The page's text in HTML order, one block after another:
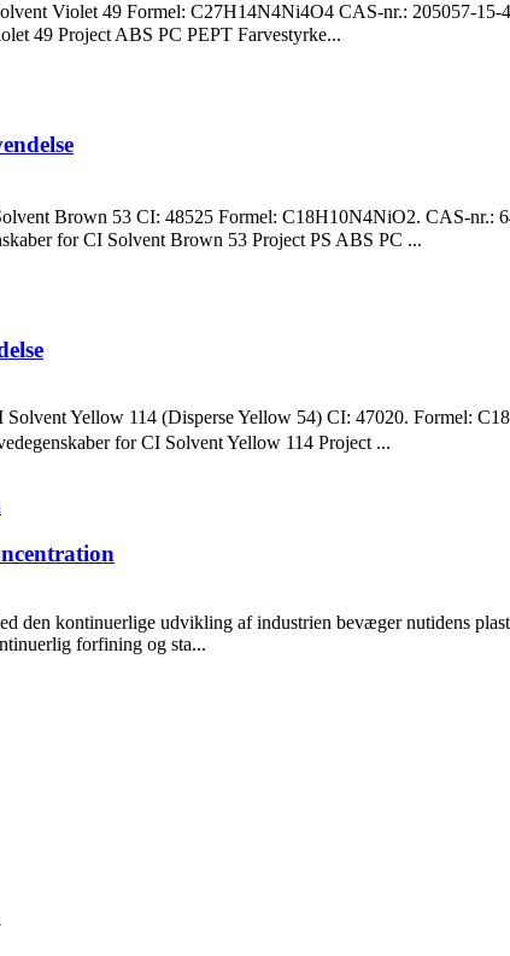
Violet 49 Formel: C27H14N4Ni4O4 CAS-nr.: 205057-
49 Project ABS PC PEPT Farvestyrke...
Brown 53 CI: 48525 Formel: C18H10N4NiO2. CAS-nr.:
for CI Solvent Brown 53 Project PS ABS PC ...
Yellow 114 (Disperse Yellow 54) CI: 47020. Formel:
for CI Solvent Yellow 114 Project ...
den kontinuerlige udvikling af industrien bevæger nutidens
forfining og sta...